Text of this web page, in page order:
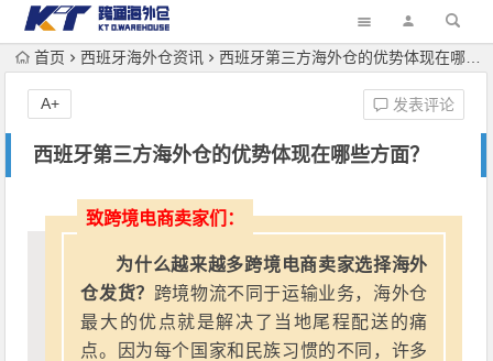
首页 西班牙海外仓资讯 西班牙第三方海外仓的优势体现在哪些方面？
西班牙第三方海外仓的优势体现在哪些方面？
发表评论
A+
致跨境电商卖家们：
为什么越来越多跨境电商卖家选择海外
仓发货？ 跨境物流不同于运输业务，海外仓
最大的优点就是解决了当地尾程配送的痛
点。因为每个国家和民族习惯的不同，许多